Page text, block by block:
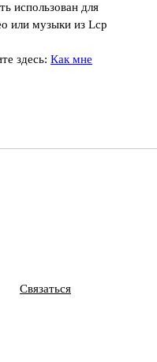
использован для
или музыки из Lcp
здесь: Как мне
Связаться